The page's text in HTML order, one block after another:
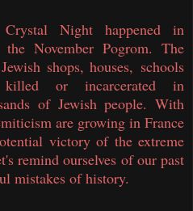
Night happened in
November Pogrom. The
shops, houses, schools
killed or incarcerated in
of Jewish people. With
are growing in France
victory of the extreme
remind ourselves of our past
mistakes of history.